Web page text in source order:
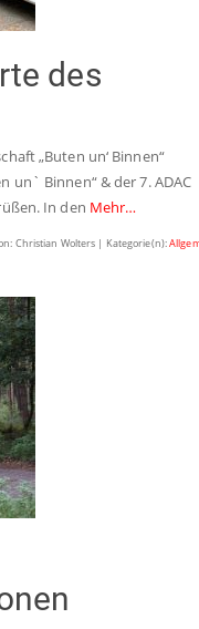
des
„Buten un‘ Binnen“
un` Binnen“ & der 7. ADAC
In den Mehr…
Christian Wolters | Kategorie(n):